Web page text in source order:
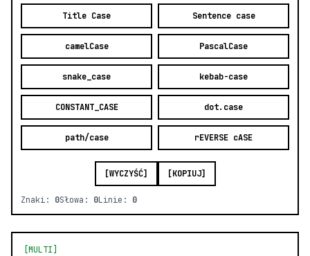
Title Case Sentence case
camelCase PascalCase
snake_case kebab-case
CONSTANT_CASE dot.case
path/case rEVERSE cASE
[WYCZYŚĆ] [KOPIUJ]
Znaki: 0Słowa: 0Linie: 0
[MULTI]